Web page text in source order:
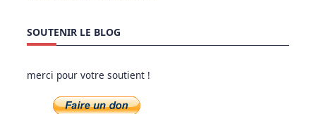
SOUTENIR LE BLOG
merci pour votre soutient !